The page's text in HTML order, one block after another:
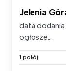
Jelenia
data dodania
ogłosze...
1 pokój